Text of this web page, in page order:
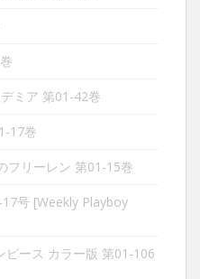
ミア 第01-42巻
17巻
フリーレン 第01-15巻
号 [Weekly Playboy
ピース カラー版 第01-106